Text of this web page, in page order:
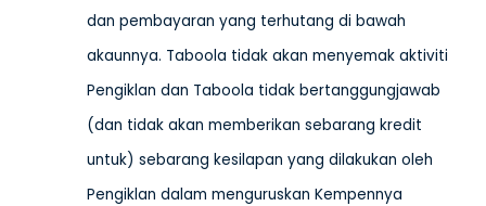
dan pembayaran yang terhutang di bawah
akaunnya. Taboola tidak akan menyemak aktiviti
Pengiklan dan Taboola tidak bertanggungjawab
(dan tidak akan memberikan sebarang kredit
untuk) sebarang kesilapan yang dilakukan oleh
Pengiklan dalam menguruskan Kempennya